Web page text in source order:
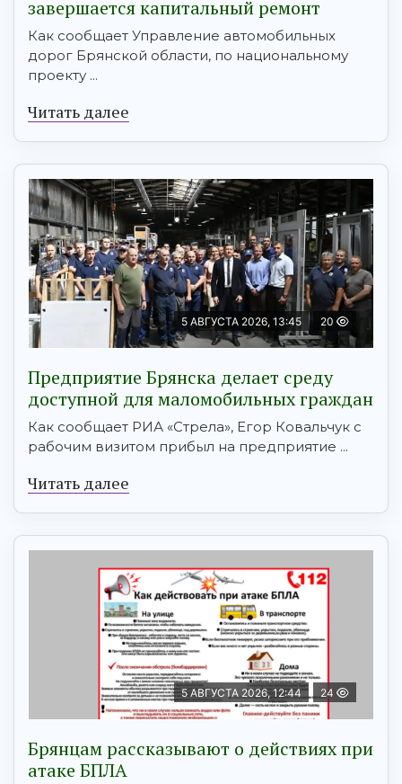
завершается капитальный ремонт
Как сообщает Управление автомобильных
дорог Брянской области, по национальному
проекту ...
Читать далее
5 АВГУСТА 2026, 13:45 20
Предприятие Брянска делает среду
доступной для маломобильных граждан
Как сообщает РИА «Стрела», Егор Ковальчук с
рабочим визитом прибыл на предприятие ...
Читать далее
5 АВГУСТА 2026, 12:44 24
Брянцам рaссказывают о действиях при
атаке БПЛA